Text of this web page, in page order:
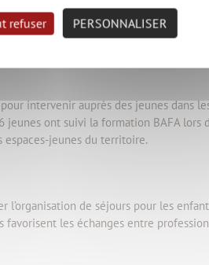
intervenir auprès des jeunes dans
ont suivi la formation BAFA lors
espaces-jeunes du territoire.
de séjours pour les
les échanges entre
refuser PERSONNALISER